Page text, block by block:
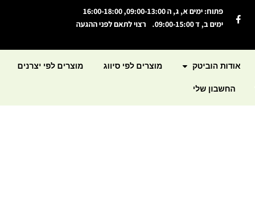
F
a
b
o
פתוח: ימים א, ג, ה 09:00-13:00, 16:00-18:00
ימים ב, ד 09:00-15:00. רצוי לתאם לפני ההגעה
אודות הוביטק מוצרים לפי סיווג מוצרים לפי יצרנים
החשבון שלי